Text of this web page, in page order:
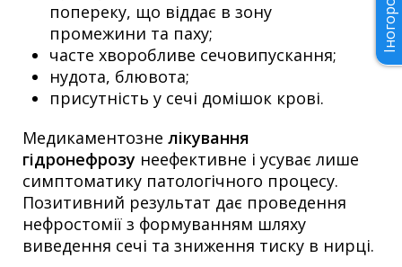
попереку, що віддає в зону
промежини та паху;
часте хворобливе сечовипускання;
нудота, блювота;
присутність у сечі домішок крові.
Медикаментозне лікування
гідронефрозу неефективне і усуває лише
симптоматику патологічного процесу.
Позитивний результат дає проведення
нефростомії з формуванням шляху
виведення сечі та зниження тиску в нирці.